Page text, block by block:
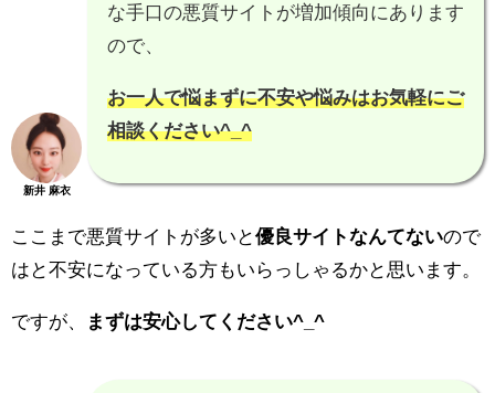
新井 麻衣
な手口の悪質サイトが増加傾向にあります
ので、
お一人で悩まずに不安や悩みはお気軽にご
相談ください^_^
ここまで悪質サイトが多いと優良サイトなんてないので
はと不安になっている方もいらっしゃるかと思います。
ですが、 まずは安心してください^_^